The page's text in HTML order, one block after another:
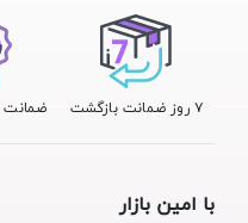
۷ روز ضمانت بازگشت ضمانت
با امین بازار